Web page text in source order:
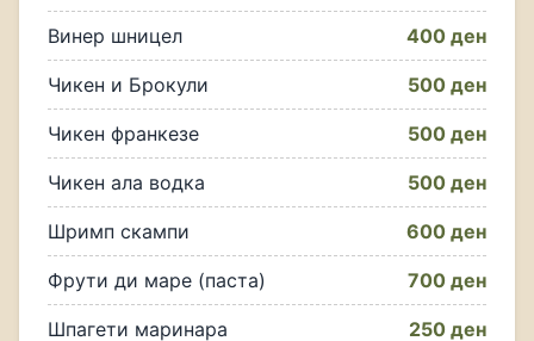
Винер шницел 400 ден
Чикен и Брокули 500 ден
Чикен франкезе 500 ден
Чикен ала водка 500 ден
Шримп скампи 600 ден
Фрути ди маре (паста) 700 ден
Шпагети маринара 250 ден